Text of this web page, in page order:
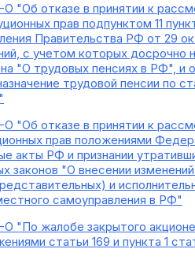
"Об отказе в принятии к
прав подпунктом 11
Правительства РФ от 29
с учетом которых досрочно
"О трудовых пенсиях в РФ", и
трудовой пенсии по
"Об отказе в принятии к
прав положениями
акты РФ и признании
законов "О внесении
и
самоуправления в РФ"
"По жалобе закрытого
статьи 169 и пункта 1